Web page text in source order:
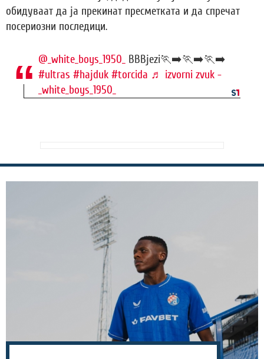
обидуваат да ја прекинат пресметката и да спречат
посериозни последици.
@_white_boys_1950_ BBBjezi🏃‍➡️🏃‍➡️🏃‍➡️
#ultras #hajduk #torcida ♬ izvorni zvuk -
_white_boys_1950_